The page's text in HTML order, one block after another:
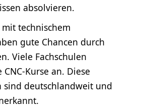
absolvieren.
technischem
gute Chancen durch
Viele Fachschulen
Kurse an. Diese
deutschlandweit und